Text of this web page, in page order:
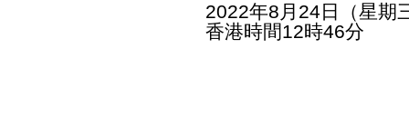
2022年8月24日（星期
香港時間12時46分